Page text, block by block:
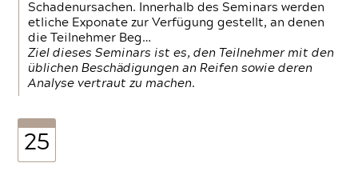
Schadenursachen. Innerhalb des Seminars werden
etliche Exponate zur Verfügung gestellt, an denen
die Teilnehmer Beg…
Ziel dieses Seminars ist es, den Teilnehmer mit den
üblichen Beschädigungen an Reifen sowie deren
Analyse vertraut zu machen.
25